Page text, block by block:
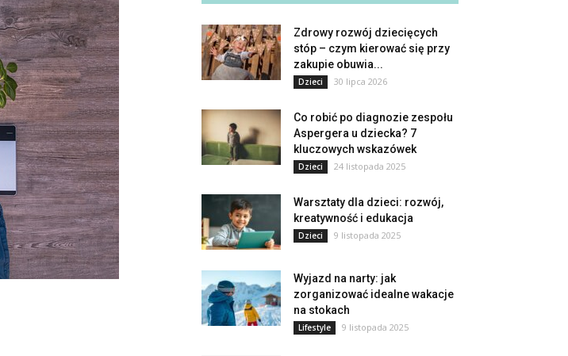
Zdrowy rozwój dziecięcych
stóp – czym kierować się przy
zakupie obuwia...
Dzieci 30 lipca 2026
Co robić po diagnozie zespołu
Aspergera u dziecka? 7
kluczowych wskazówek
Dzieci 24 listopada 2025
Warsztaty dla dzieci: rozwój,
kreatywność i edukacja
Dzieci 9 listopada 2025
Wyjazd na narty: jak
zorganizować idealne wakacje
na stokach
Lifestyle 9 listopada 2025